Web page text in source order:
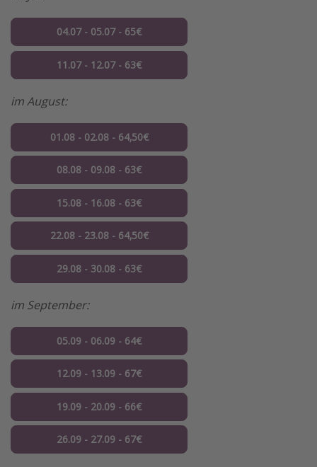
04.07 - 05.07 - 65€
11.07 - 12.07 - 63€
im August:
01.08 - 02.08 - 64,50€
08.08 - 09.08 - 63€
15.08 - 16.08 - 63€
22.08 - 23.08 - 64,50€
29.08 - 30.08 - 63€
im September:
05.09 - 06.09 - 64€
12.09 - 13.09 - 67€
19.09 - 20.09 - 66€
26.09 - 27.09 - 67€